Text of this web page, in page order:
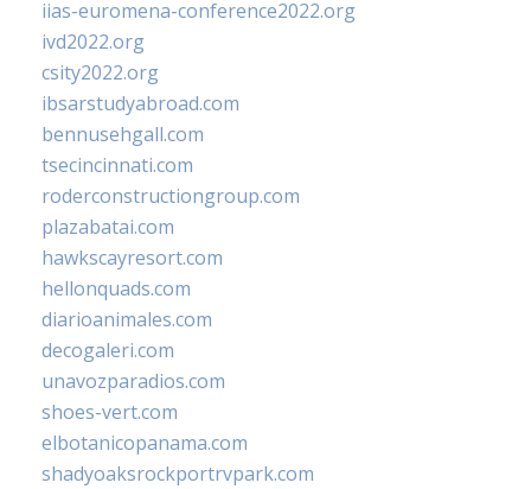
iias-euromena-conference2022.org
ivd2022.org
csity2022.org
ibsarstudyabroad.com
bennusehgall.com
tsecincinnati.com
roderconstructiongroup.com
plazabatai.com
hawkscayresort.com
hellonquads.com
diarioanimales.com
decogaleri.com
unavozparadios.com
shoes-vert.com
elbotanicopanama.com
shadyoaksrockportrvpark.com